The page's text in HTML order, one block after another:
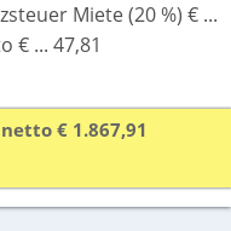
Miete (20 %) € ...
€ ... 47,81
€ 1.867,91